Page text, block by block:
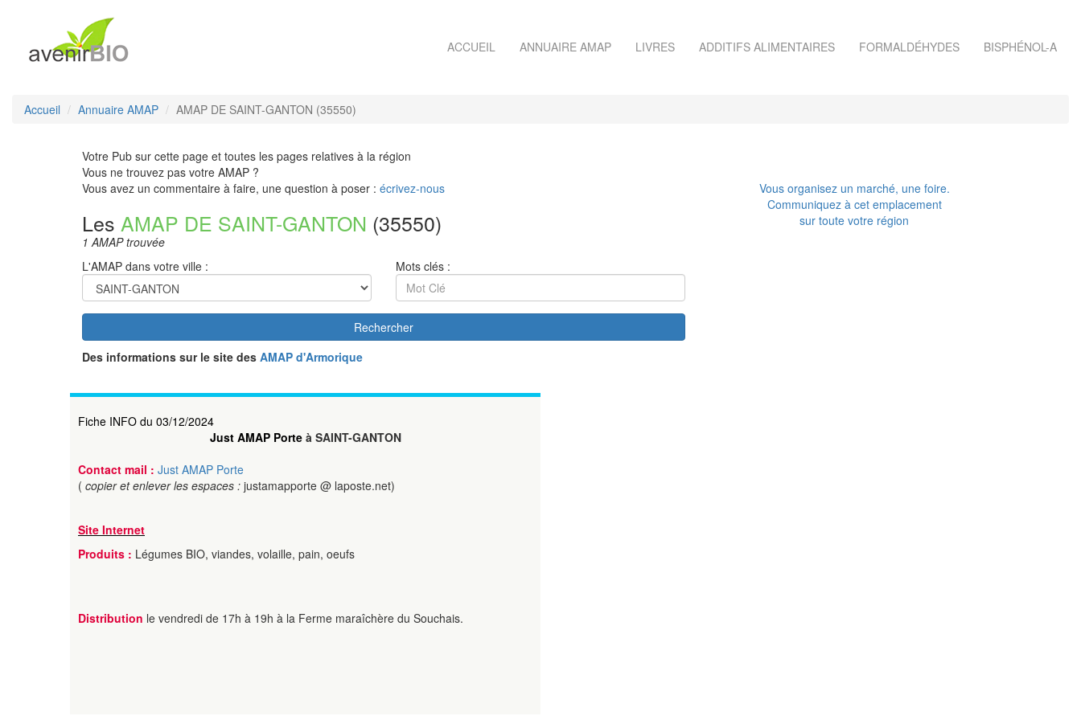
ACCUEIL ANNUAIRE AMAP LIVRES ADDITIFS ALIMENTAIRES FORMALDÉHYDES BISPHÉNOL-A
Accueil Annuaire AMAP AMAP DE SAINT-GANTON (35550)
Votre Pub sur cette page et toutes les pages relatives à la région
Vous ne trouvez pas votre AMAP ?
Vous avez un commentaire à faire, une question à poser : écrivez-nous
Les AMAP DE SAINT-GANTON (35550)
1 AMAP trouvée
L'AMAP dans votre ville :
Mots clés :
Rechercher
Des informations sur le site des AMAP d'Armorique
Vous organisez un marché, une foire.
Communiquez à cet emplacement
sur toute votre région
Fiche INFO du 03/12/2024
Just AMAP Porteà SAINT-GANTON
Contact mail : Just AMAP Porte
( copier et enlever les espaces : justamapporte @ laposte.net)
Site Internet
Produits : Légumes BIO, viandes, volaille, pain, oeufs
Distribution le vendredi de 17h à 19h à la Ferme maraîchère du Souchais.